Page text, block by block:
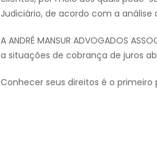
Judiciário, de acordo com a análise
A ANDRÉ MANSUR ADVOGADOS
a situações de cobrança de juros
Conhecer seus direitos é o